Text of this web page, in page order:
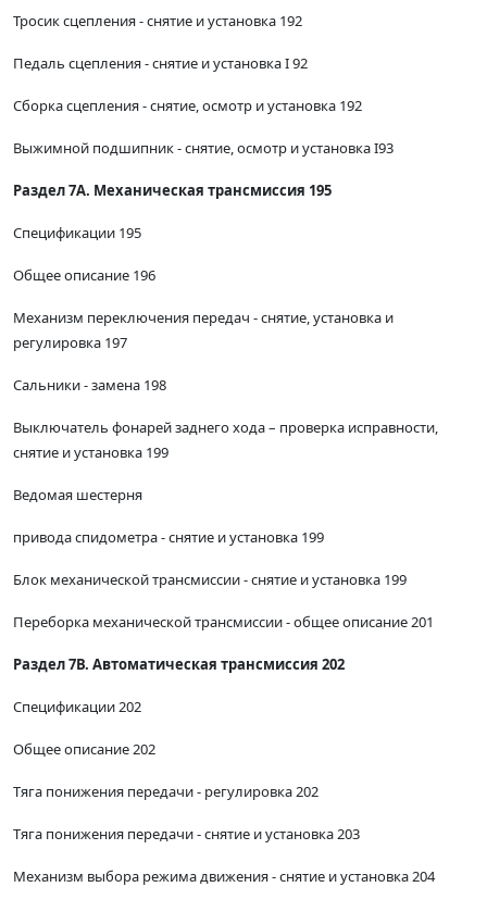
Тросик сцепления - снятие и установка 192
Педаль сцепления - снятие и установка I 92
Сборка сцепления - снятие, осмотр и установка 192
Выжимной подшипник - снятие, осмотр и установка I93
Раздел 7А. Механическая трансмиссия 195
Спецификации 195
Общее описание 196
Механизм переключения передач - снятие, установка и
регулировка 197
Сальники - замена 198
Выключатель фонарей заднего хода – проверка исправности,
снятие и установка 199
Ведомая шестерня
привода спидометра - снятие и установка 199
Блок механической трансмиссии - снятие и установка 199
Переборка механической трансмиссии - общее описание 201
Раздел 7В. Автоматическая трансмиссия 202
Спецификации 202
Общее описание 202
Тяга понижения передачи - регулировка 202
Тяга понижения передачи - снятие и установка 203
Механизм выбора режима движения - снятие и установка 204